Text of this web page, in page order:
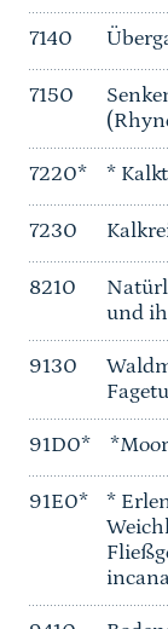
7140
7150
7220* *
7230
8210
und
9130
91D0*
91E0*
*